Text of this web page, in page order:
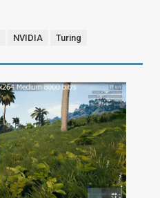
NVIDIA Turing